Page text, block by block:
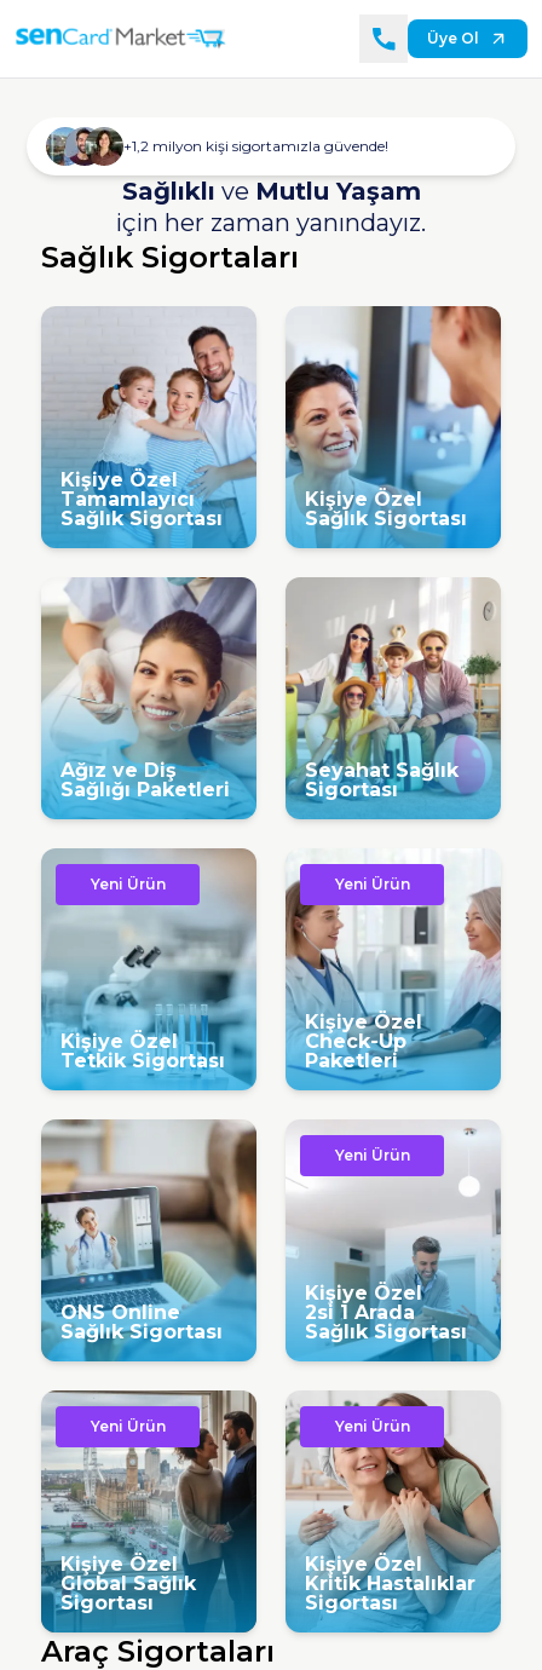
Üye Ol
+1,2 milyon kişi sigortamızla güvende!
Sağlıklı ve Mutlu Yaşam
için her zaman yanındayız.
Sağlık Sigortaları
Kişiye Özel
Tamamlayıcı
Sağlık Sigortası
Kişiye Özel
Sağlık Sigortası
Ağız ve Diş
Sağlığı Paketleri
Seyahat Sağlık
Sigortası
Yeni Ürün
Kişiye Özel
Tetkik Sigortası
Yeni Ürün
Kişiye Özel
Check-Up
Paketleri
ONS Online
Sağlık Sigortası
Yeni Ürün
Kişiye Özel
2si 1 Arada
Sağlık Sigortası
Yeni Ürün
Kişiye Özel
Global Sağlık
Sigortası
Yeni Ürün
Kişiye Özel
Kritik Hastalıklar
Sigortası
Araç Sigortaları